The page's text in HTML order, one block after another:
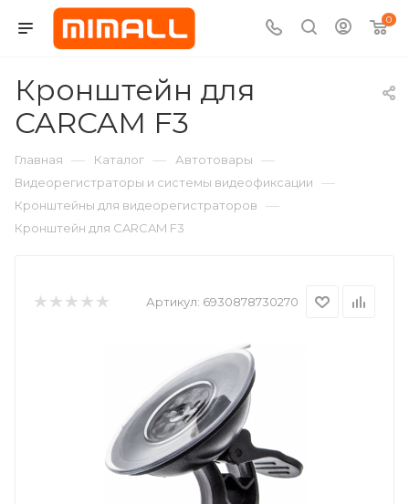
0
Кронштейн для
CARCAM F3
Главная — Каталог — Автотовары —
Видеорегистраторы и системы видеофиксации —
Кронштейны для видеорегистраторов —
Кронштейн для CARCAM F3
Артикул: 6930878730270